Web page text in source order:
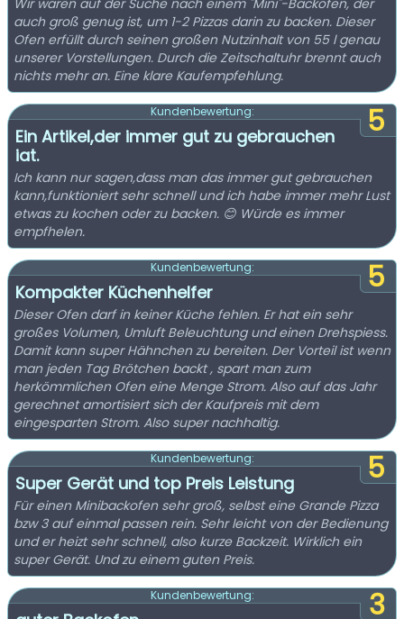
Wir waren auf der Suche nach einem "Mini"-Backofen, der
auch groß genug ist, um 1-2 Pizzas darin zu backen. Dieser
Ofen erfüllt durch seinen großen Nutzinhalt von 55 l genau
unserer Vorstellungen. Durch die Zeitschaltuhr brennt auch
nichts mehr an. Eine klare Kaufempfehlung.
5
Kundenbewertung:
Ein Artikel,der immer gut zu gebrauchen
iat.
Ich kann nur sagen,dass man das immer gut gebrauchen
kann,funktioniert sehr schnell und ich habe immer mehr Lust
etwas zu kochen oder zu backen. 😊 Würde es immer
empfhelen.
5
Kundenbewertung:
Kompakter Küchenhelfer
Dieser Ofen darf in keiner Küche fehlen. Er hat ein sehr
großes Volumen, Umluft Beleuchtung und einen Drehspiess.
Damit kann super Hähnchen zu bereiten. Der Vorteil ist wenn
man jeden Tag Brötchen backt , spart man zum
herkömmlichen Ofen eine Menge Strom. Also auf das Jahr
gerechnet amortisiert sich der Kaufpreis mit dem
eingesparten Strom. Also super nachhaltig.
5
Kundenbewertung:
Super Gerät und top Preis Leistung
Für einen Minibackofen sehr groß, selbst eine Grande Pizza
bzw 3 auf einmal passen rein. Sehr leicht von der Bedienung
und er heizt sehr schnell, also kurze Backzeit. Wirklich ein
super Gerät. Und zu einem guten Preis.
3
Kundenbewertung: